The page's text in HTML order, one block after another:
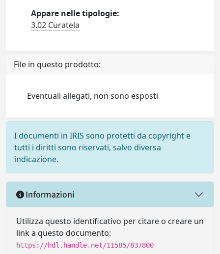
Appare nelle tipologie:
3.02 Curatela
File in questo prodotto:
Eventuali allegati, non sono esposti
I documenti in IRIS sono protetti da copyright e
tutti i diritti sono riservati, salvo diversa
indicazione.
Informazioni
Utilizza questo identificativo per citare o creare un
link a questo documento:
https://hdl.handle.net/11585/837800